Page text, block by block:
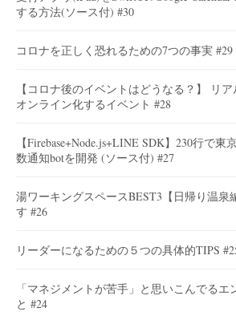
する方法(ソース付) #30
コロナを正しく恐れるための7つの事実 #29
【コロナ後のイベントはどうなる？】 リ
オンライン化するイベント #28
【Firebase+Node.js+LINE SDK】230行で
数通知botを開発 (ソース付) #27
湯ワーキングスペースBEST3【日帰り温泉
す #26
リーダーになるための５つの具体的TIPS
「マネジメントが苦手」と思いこんでるエ
と #24